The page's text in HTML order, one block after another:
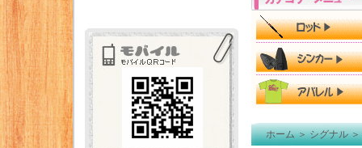
ホーム＞シグナル＞